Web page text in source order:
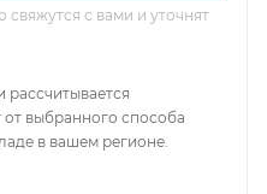
с вами и уточнят
выбранного способа
в вашем регионе.